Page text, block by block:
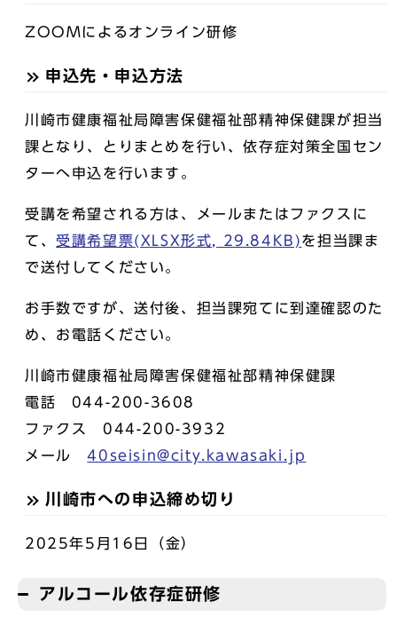
ZOOMによるオンライン研修
申込先・申込方法
川崎市健康福祉局障害保健福祉部精神保健課が担当
課となり、とりまとめを行い、依存症対策全国セン
ターへ申込を行います。
受講を希望される方は、メールまたはファクスに
て、 受講希望票(XLSX形式, 29.84KB)を担当課ま
で送付してください。
お手数ですが、送付後、担当課宛てに到達確認のた
め、お電話ください。
川崎市健康福祉局障害保健福祉部精神保健課
電話 044-200-3608
ファクス 044-200-3932
メール40seisin@city.kawasaki.jp
川崎市への申込締め切り
2025年5月16日（金）
アルコール依存症研修